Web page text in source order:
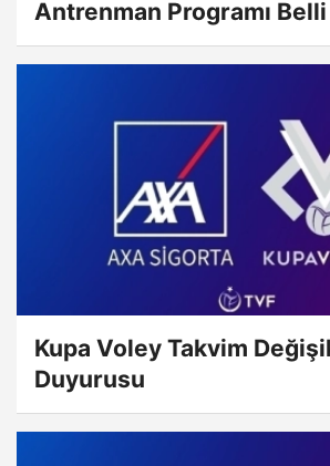
Antrenman Programı
Kupa Voley Takvim
Duyurusu